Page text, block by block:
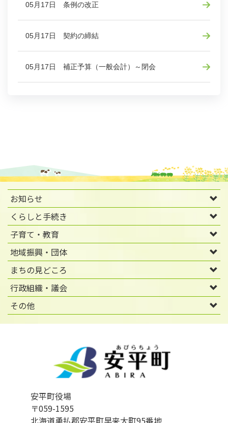
05月17日 条例の改正
05月17日 契約の締結
05月17日 補正予算（一般会計）～閉会
お知らせ
くらしと手続き
子育て・教育
地域振興・団体
まちの見どころ
行政組織・議会
その他
安平町役場
〒059-1595
北海道勇払郡安平町早来大町95番地